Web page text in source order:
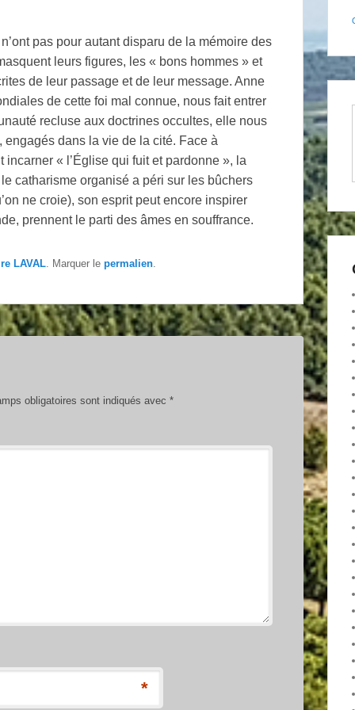
pas pour autant disparu de la mémoire des
leurs figures, les « bons hommes » et
de leur passage et de leur message. Anne
de cette foi mal connue, nous fait entrer
recluse aux doctrines occultes, elle nous
dans la vie de la cité. Face à
« l’Église qui fuit et pardonne », la
catharisme organisé a péri sur les bûchers
ne croie), son esprit peut encore inspirer
prennent le parti des âmes en souffrance.
LAVAL . Marquer le permalien
obligatoires sont indiqués avec *
*